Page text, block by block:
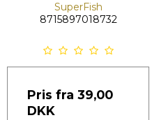
SuperFish
8715897018732
Pris fra 39,00
DKK